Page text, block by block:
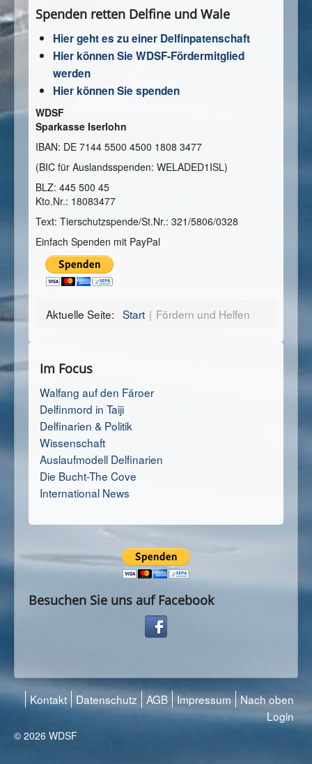
Spenden retten Delfine und Wale
Hier geht es zu einer Delfinpatenschaft
Hier können Sie WDSF-Fördermitglied
werden
Hier können Sie spenden
WDSF
Sparkasse Iserlohn
IBAN: DE 7144 5500 4500 1808 3477
(BIC für Auslandsspenden: WELADED1ISL)
BLZ: 445 500 45
Kto.Nr.: 18083477
Text: Tierschutzspende/St.Nr.: 321/5806/0328
Einfach Spenden mit PayPal
Aktuelle Seite: Start Fördern und Helfen
Im Focus
Walfang auf den Färoer
Delfinmord in Taiji
Delfinarien & Politik
Wissenschaft
Auslaufmodell Delfinarien
Die Bucht-The Cove
International News
Besuchen Sie uns auf Facebook
Nach oben
Impressum
AGB
Datenschutz
Kontakt
Login
© 2026 WDSF